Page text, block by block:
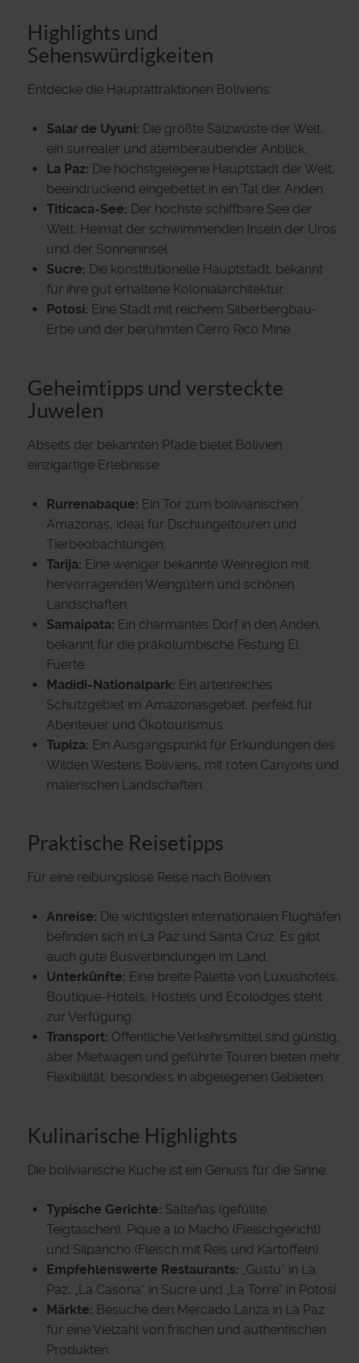
Highlights und
Sehenswürdigkeiten
Entdecke die Hauptattraktionen Boliviens:
Salar de Uyuni: Die größte Salzwüste der Welt,
ein surrealer und atemberaubender Anblick.
La Paz: Die höchstgelegene Hauptstadt der Welt,
beeindruckend eingebettet in ein Tal der Anden.
Titicaca-See: Der höchste schiffbare See der
Welt, Heimat der schwimmenden Inseln der Uros
und der Sonneninsel.
Sucre: Die konstitutionelle Hauptstadt, bekannt
für ihre gut erhaltene Kolonialarchitektur.
Potosí: Eine Stadt mit reichem Silberbergbau-
Erbe und der berühmten Cerro Rico Mine.
Geheimtipps und versteckte
Juwelen
Abseits der bekannten Pfade bietet Bolivien
einzigartige Erlebnisse:
Rurrenabaque: Ein Tor zum bolivianischen
Amazonas, ideal für Dschungeltouren und
Tierbeobachtungen.
Tarija: Eine weniger bekannte Weinregion mit
hervorragenden Weingütern und schönen
Landschaften.
Samaipata: Ein charmantes Dorf in den Anden,
bekannt für die präkolumbische Festung El
Fuerte.
Madidi-Nationalpark: Ein artenreiches
Schutzgebiet im Amazonasgebiet, perfekt für
Abenteuer und Ökotourismus.
Tupiza: Ein Ausgangspunkt für Erkundungen des
Wilden Westens Boliviens, mit roten Canyons und
malerischen Landschaften.
Praktische Reisetipps
Für eine reibungslose Reise nach Bolivien:
Anreise: Die wichtigsten internationalen Flughäfen
befinden sich in La Paz und Santa Cruz. Es gibt
auch gute Busverbindungen im Land.
Unterkünfte: Eine breite Palette von Luxushotels,
Boutique-Hotels, Hostels und Ecolodges steht
zur Verfügung.
Transport: Öffentliche Verkehrsmittel sind günstig,
aber Mietwagen und geführte Touren bieten mehr
Flexibilität, besonders in abgelegenen Gebieten.
Kulinarische Highlights
Die bolivianische Küche ist ein Genuss für die Sinne:
Typische Gerichte: Salteñas (gefüllte
Teigtaschen), Pique a lo Macho (Fleischgericht)
und Silpancho (Fleisch mit Reis und Kartoffeln).
Empfehlenswerte Restaurants: „Gustu“ in La
Paz, „La Casona“ in Sucre und „La Torre“ in Potosí.
Märkte: Besuche den Mercado Lanza in La Paz
für eine Vielzahl von frischen und authentischen
Produkten.